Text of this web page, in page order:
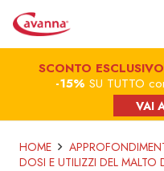
SCONTO
-15% SU TUTTO
VAI
HOME
DOSI E UTILIZZI DEL MALTO